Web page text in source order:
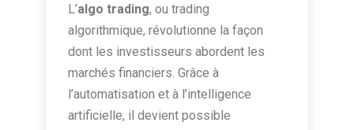
L’algo trading, ou trading
algorithmique, révolutionne la façon
dont les investisseurs abordent les
marchés financiers. Grâce à
l’automatisation et à l’intelligence
artificielle, il devient possible